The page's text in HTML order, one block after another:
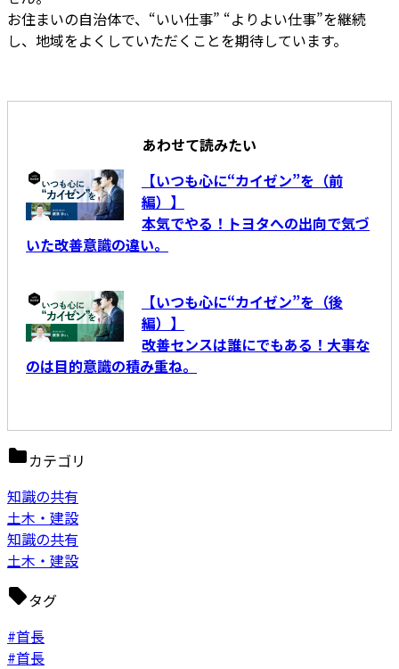
お住まいの自治体で、“いい仕事” “よりよい仕事”を継続
し、地域をよくしていただくことを期待しています。
あわせて読みたい
【いつも心に“カイゼン”を（前
編）】
本気でやる！トヨタへの出向で気づ
いた改善意識の違い。
【いつも心に“カイゼン”を（後
編）】
改善センスは誰にでもある！大事な
のは目的意識の積み重ね。
カテゴリ
知識の共有
土木・建設
知識の共有
土木・建設
タグ
#首長
#首長